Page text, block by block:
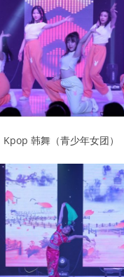
Kpop 韩舞（青少年女团）